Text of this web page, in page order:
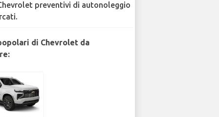
preventivi di autonoleggio
di Chevrolet da